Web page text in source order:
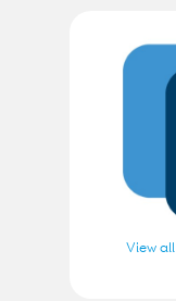
View